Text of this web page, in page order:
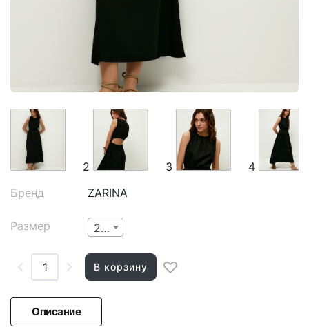
2 3
4
Бренд
ZARINA
Размер 2XS
В корзину
Описание